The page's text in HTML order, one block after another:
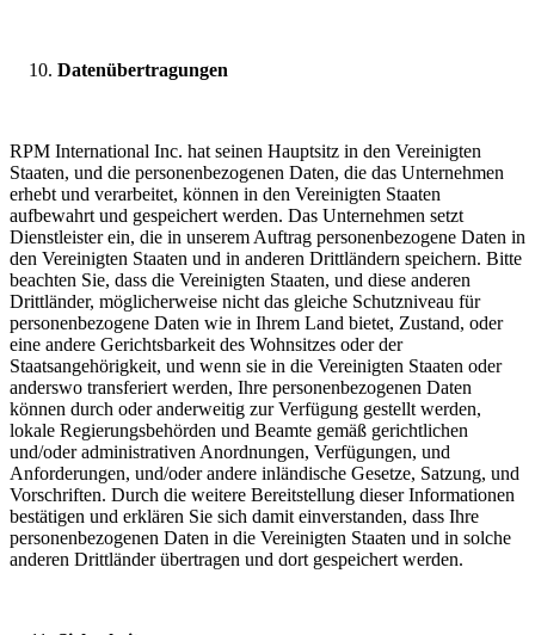
Datenübertragungen
RPM International Inc. hat seinen Hauptsitz in den Vereinigten
Staaten, und die personenbezogenen Daten, die das Unternehmen
erhebt und verarbeitet, können in den Vereinigten Staaten
aufbewahrt und gespeichert werden. Das Unternehmen setzt
Dienstleister ein, die in unserem Auftrag personenbezogene Daten in
den Vereinigten Staaten und in anderen Drittländern speichern. Bitte
beachten Sie, dass die Vereinigten Staaten, und diese anderen
Drittländer, möglicherweise nicht das gleiche Schutzniveau für
personenbezogene Daten wie in Ihrem Land bietet, Zustand, oder
eine andere Gerichtsbarkeit des Wohnsitzes oder der
Staatsangehörigkeit, und wenn sie in die Vereinigten Staaten oder
anderswo transferiert werden, Ihre personenbezogenen Daten
können durch oder anderweitig zur Verfügung gestellt werden,
lokale Regierungsbehörden und Beamte gemäß gerichtlichen
und/oder administrativen Anordnungen, Verfügungen, und
Anforderungen, und/oder andere inländische Gesetze, Satzung, und
Vorschriften. Durch die weitere Bereitstellung dieser Informationen
bestätigen und erklären Sie sich damit einverstanden, dass Ihre
personenbezogenen Daten in die Vereinigten Staaten und in solche
anderen Drittländer übertragen und dort gespeichert werden.